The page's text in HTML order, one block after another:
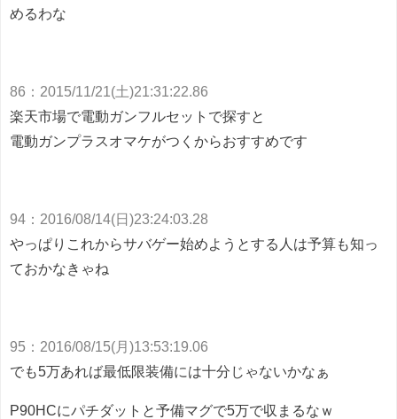
めるわな
86 ： 2015/11/21(土)21:31:22.86
楽天市場で電動ガンフルセットで探すと
電動ガンプラスオマケがつくからおすすめです
94 ： 2016/08/14(日)23:24:03.28
やっぱりこれからサバゲー始めようとする人は予算も知っ
ておかなきゃね
95 ： 2016/08/15(月)13:53:19.06
でも5万あれば最低限装備には十分じゃないかなぁ
P90HCにパチダットと予備マグで5万で収まるなｗ